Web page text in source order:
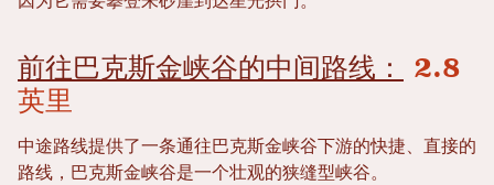
前往巴克斯金峡谷的中间路线：
2.8
英里
中途路线提供了一条通往巴克斯金峡谷下游的快捷、直接的
路线，巴克斯金峡谷是一个壮观的狭缝型峡谷。